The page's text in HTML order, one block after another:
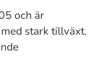
och är
stark tillväxt.